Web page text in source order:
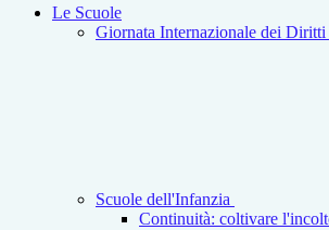
Le Scuole
Giornata Internazionale dei Diritti
Scuole dell'Infanzia
Continuità: coltivare